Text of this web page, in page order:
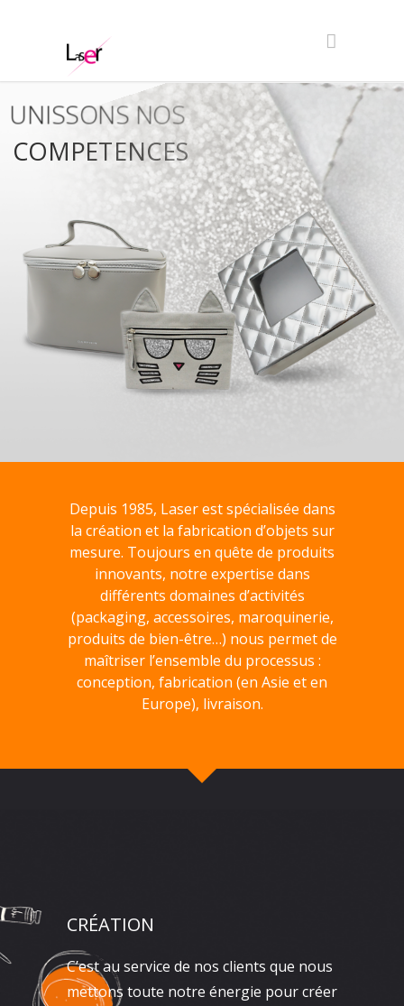
COMPETENCES
UNISSONS NOS
Depuis 1985, Laser est spécialisée dans
la création et la fabrication d’objets sur
mesure. Toujours en quête de produits
innovants, notre expertise dans
différents domaines d’activités
(packaging, accessoires, maroquinerie,
produits de bien-être…) nous permet de
maîtriser l’ensemble du processus :
conception, fabrication (en Asie et en
Europe), livraison.
CRÉATION
C’est au service de nos clients que nous
mettons toute notre énergie pour créer